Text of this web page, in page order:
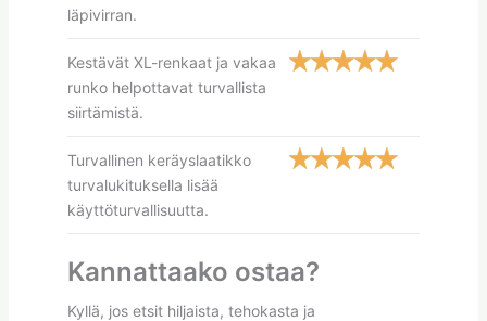
läpivirran.
Kestävät XL-renkaat ja vakaa
runko helpottavat turvallista
siirtämistä.
Turvallinen keräyslaatikko
turvalukituksella lisää
käyttöturvallisuutta.
Kannattaako ostaa?
Kyllä, jos etsit hiljaista, tehokasta ja